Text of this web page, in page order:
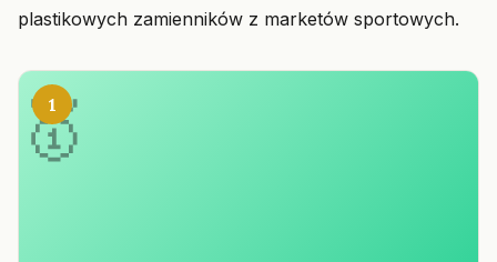
plastikowych zamienników z marketów sportowych.
1